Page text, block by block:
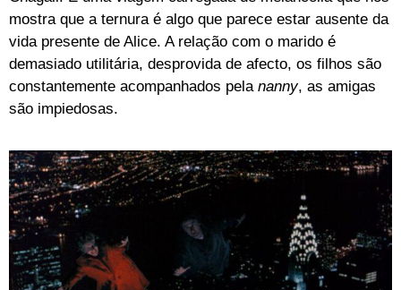
mostra que a ternura é algo que parece estar ausente da
vida presente de Alice. A relação com o marido é
demasiado utilitária, desprovida de afecto, os filhos são
constantemente acompanhados pela nanny, as amigas
são impiedosas.